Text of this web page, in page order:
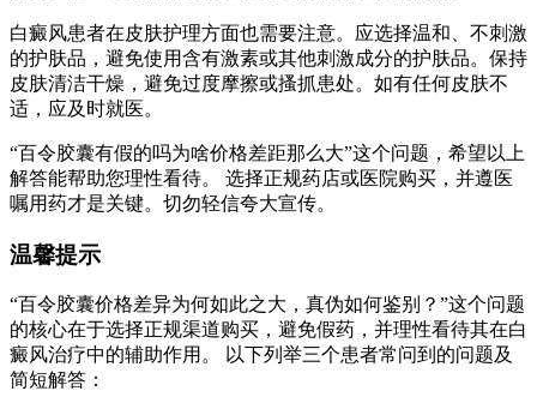
白癜风患者在皮肤护理方面也需要注意。应选择温和、不刺激
的护肤品，避免使用含有激素或其他刺激成分的护肤品。保持
皮肤清洁干燥，避免过度摩擦或搔抓患处。如有任何皮肤不
适，应及时就医。
“百令胶囊有假的吗为啥价格差距那么大”这个问题，希望以上
解答能帮助您理性看待。 选择正规药店或医院购买，并遵医
嘱用药才是关键。切勿轻信夸大宣传。
温馨提示
“百令胶囊价格差异为何如此之大，真伪如何鉴别？”这个问题
的核心在于选择正规渠道购买，避免假药，并理性看待其在白
癜风治疗中的辅助作用。 以下列举三个患者常问到的问题及
简短解答：